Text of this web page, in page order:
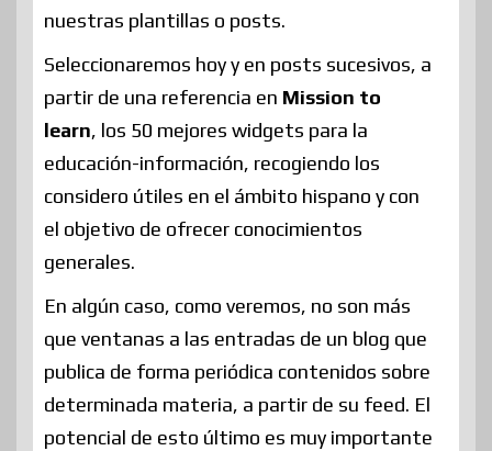
nuestras plantillas o posts.
Seleccionaremos hoy y en posts sucesivos, a
partir de una referencia en Mission to
learn, los 50 mejores widgets para la
educación-información, recogiendo los
considero útiles en el ámbito hispano y con
el objetivo de ofrecer conocimientos
generales.
En algún caso, como veremos, no son más
que ventanas a las entradas de un blog que
publica de forma periódica contenidos sobre
determinada materia, a partir de su feed. El
potencial de esto último es muy importante